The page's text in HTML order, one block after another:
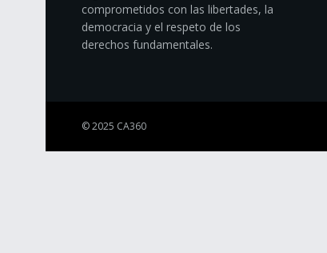
comprometidos con las libertades, la
democracia y el respeto de los
derechos fundamentales.
© 2025 CA360